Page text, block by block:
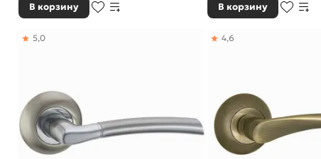
В корзину В корзину
5,0 4,6